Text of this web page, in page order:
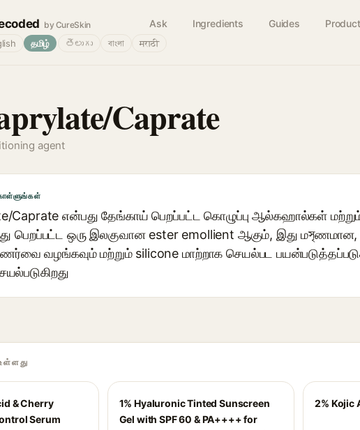
by CureSkin Ask Ingredients Guides
தமிழ் తెలుగు বাংলা मराठी
Caprate
agent
Caprate என்பது தேங்காய் பெறப்பட்ட கொழுப்பு ஆல்கஹால்கள்
பெறப்பட்ட ஒரு இலகுவான ester emollient ஆகும், இது
வழங்கவும் மற்றும் silicone மாற்றாக செயல்பட
& Cherry
Serum
1% Hyaluronic Tinted Sunscreen
Gel with SPF 60 & PA++++ for
2% Kojic